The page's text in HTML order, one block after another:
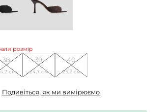
розмір
38
см
39
24,7 см
40
25,2 см
Подивіться, як ми вимірюємо